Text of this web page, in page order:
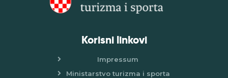
Korisni linkovi
Impressum
Ministarstvo turizma i sporta